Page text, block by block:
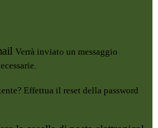
Verrà inviato un messaggio
Effettua il reset della password